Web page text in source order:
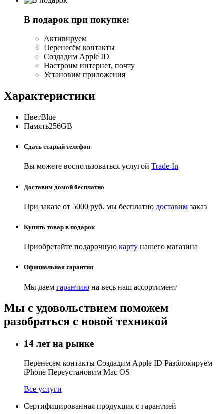
В подарок при покупке:
Активируем
Перенесём контакты
Создадим Apple ID
Настроим интернет, почту
Установим приложения
Характеристики
ЦветBlue
Память256GB
Сдать старый телефон
Вы можете воспользоваться услугой Trade-In
Доставим домой бесплатно
При заказе от 5000 руб. мы бесплатно доставим заказ
Купить товар в подарок
Приобретайте подарочную карту нашего магазина
Официальная гарантия
Мы даем гарантию на весь наш ассортимент
Мы с удовольствием поможем
разобраться с новой техникой
14 лет на рынке
Перенесем контакты Создадим Apple ID Разблокируем
iPhone Переустановим Mac OS
Все услуги
Сертифицированная продукция с гарантией